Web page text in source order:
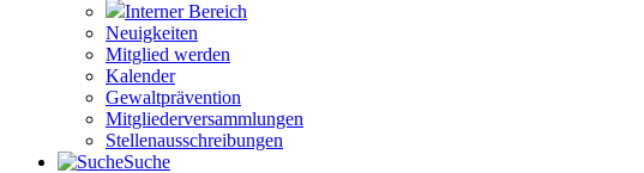
Interner Bereich
Neuigkeiten
Mitglied werden
Kalender
Gewaltprävention
Mitglieder­versammlungen
Stellen­aus­schrei­bungen
Suche